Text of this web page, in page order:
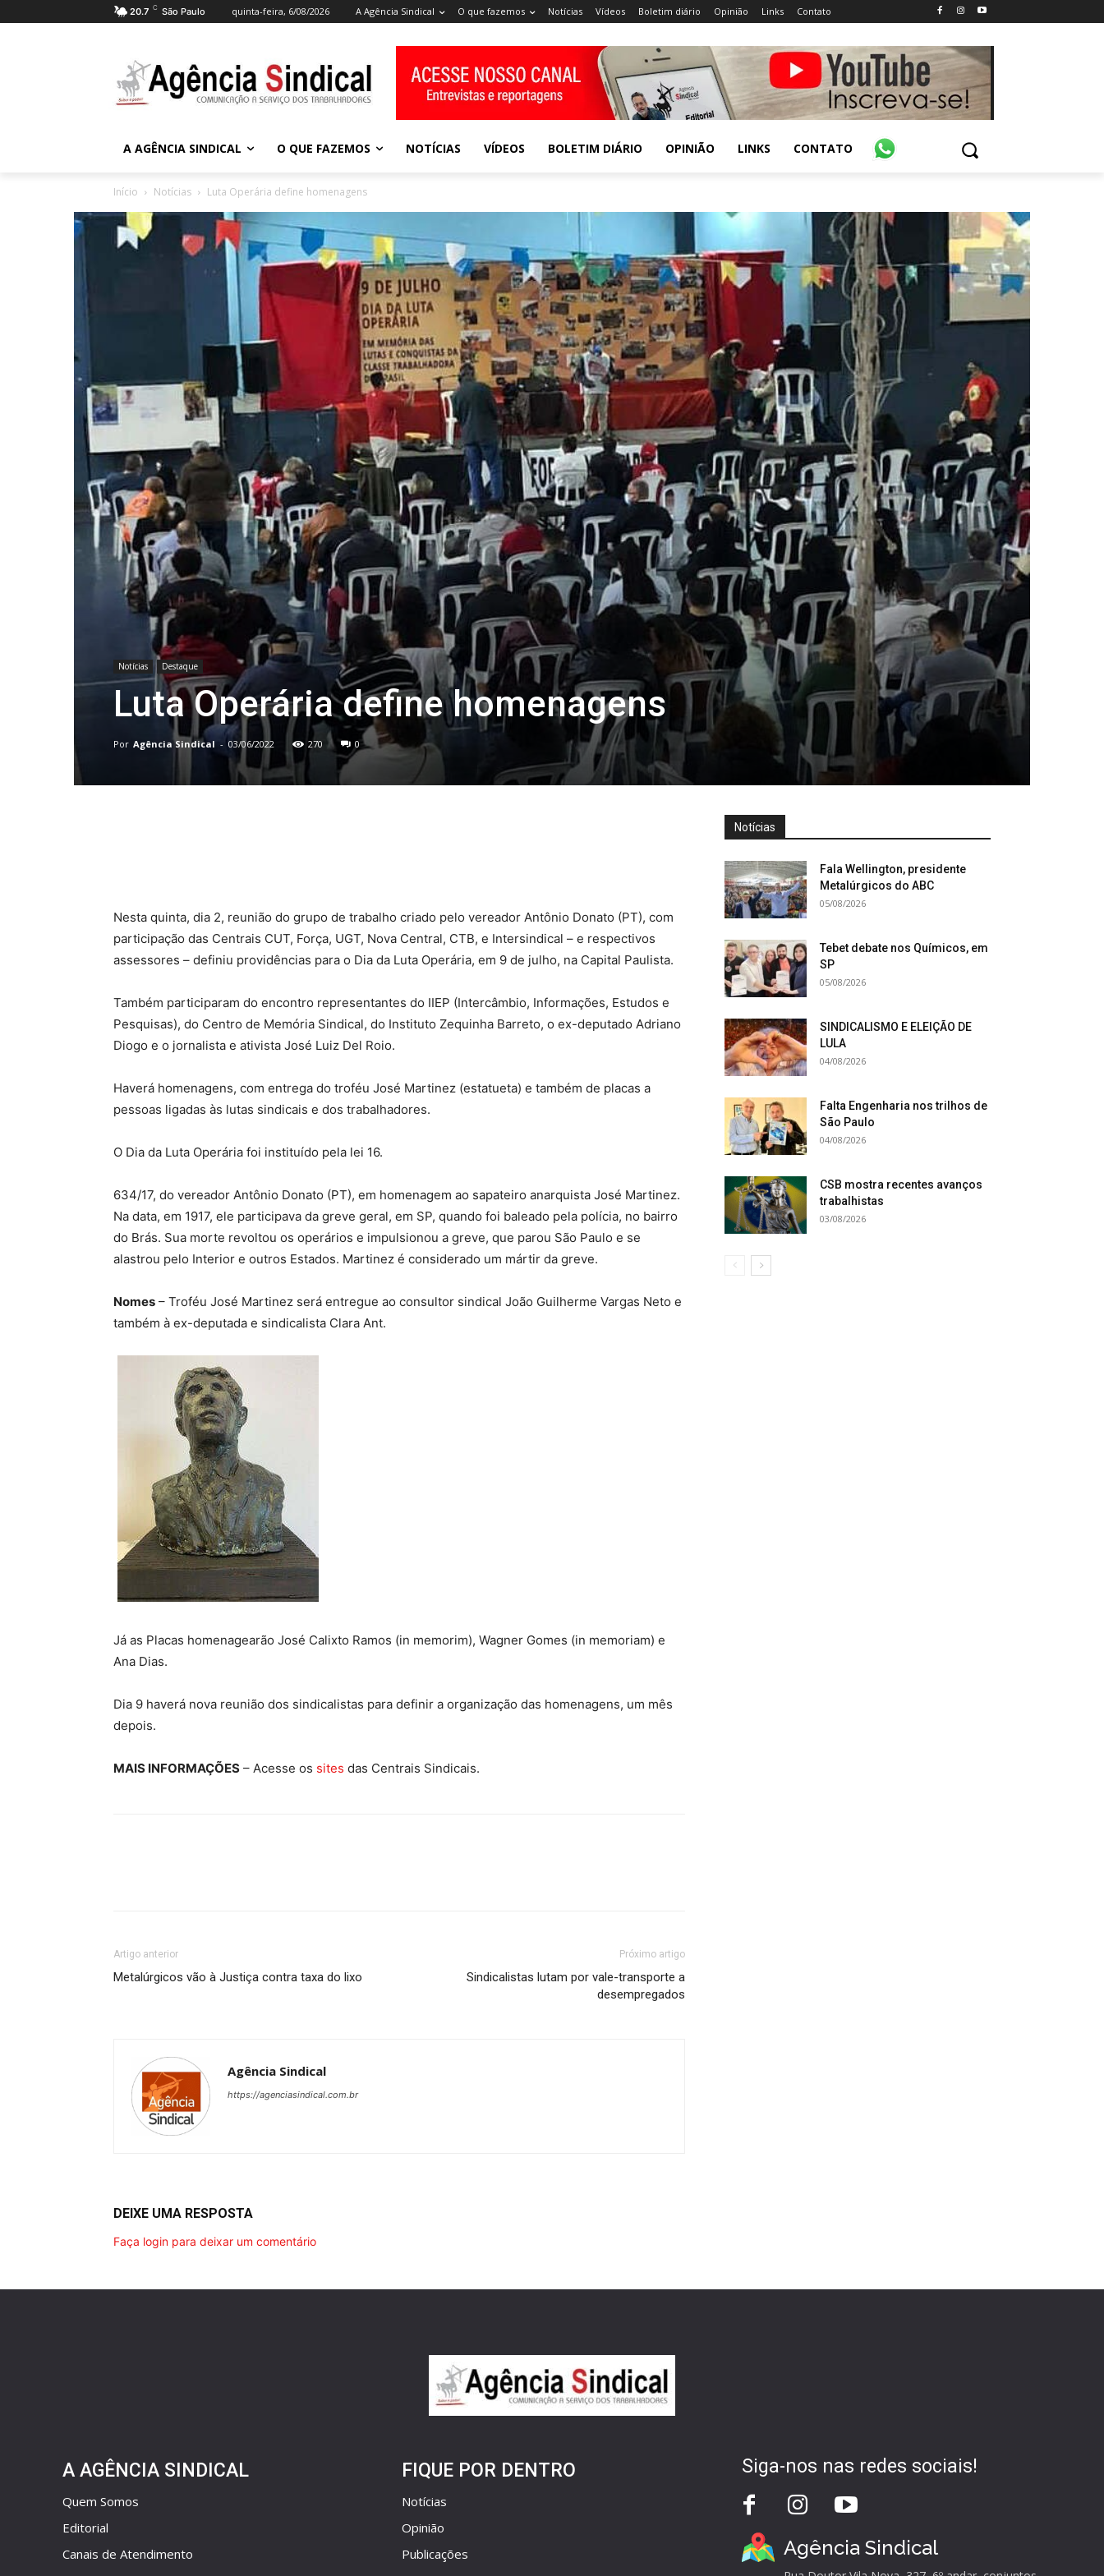
20.7 C São Paulo quinta-feira, 6/08/2026 A Agência Sindical O que fazemos Notícias Vídeos Boletim diário Opinião Links Contato
A AGÊNCIA SINDICAL O QUE FAZEMOS NOTÍCIAS VÍDEOS BOLETIM DIÁRIO OPINIÃO LINKS CONTATO
Início Notícias Luta Operária define homenagens
Notícias Destaque
Luta Operária define homenagens
Por Agência Sindical - 03/06/2022 270 0
Nesta quinta, dia 2, reunião do grupo de trabalho criado pelo vereador Antônio Donato (PT), com
participação das Centrais CUT, Força, UGT, Nova Central, CTB, e Intersindical – e respectivos
assessores – definiu providências para o Dia da Luta Operária, em 9 de julho, na Capital Paulista.
Também participaram do encontro representantes do IIEP (Intercâmbio, Informações, Estudos e
Pesquisas), do Centro de Memória Sindical, do Instituto Zequinha Barreto, o ex-deputado Adriano
Diogo e o jornalista e ativista José Luiz Del Roio.
Haverá homenagens, com entrega do troféu José Martinez (estatueta) e também de placas a
pessoas ligadas às lutas sindicais e dos trabalhadores.
O Dia da Luta Operária foi instituído pela lei 16.
634/17, do vereador Antônio Donato (PT), em homenagem ao sapateiro anarquista José Martinez.
Na data, em 1917, ele participava da greve geral, em SP, quando foi baleado pela polícia, no bairro
do Brás. Sua morte revoltou os operários e impulsionou a greve, que parou São Paulo e se
alastrou pelo Interior e outros Estados. Martinez é considerado um mártir da greve.
Nomes – Troféu José Martinez será entregue ao consultor sindical João Guilherme Vargas Neto e
também à ex-deputada e sindicalista Clara Ant.
Já as Placas homenagearão José Calixto Ramos (in memorim), Wagner Gomes (in memoriam) e
Ana Dias.
Dia 9 haverá nova reunião dos sindicalistas para definir a organização das homenagens, um mês
depois.
MAIS INFORMAÇÕES – Acesse os sites das Centrais Sindicais.
Artigo anterior
Metalúrgicos vão à Justiça contra taxa do lixo
Próximo artigo
Sindicalistas lutam por vale-transporte a
desempregados
Agência Sindical
https://agenciasindical.com.br
DEIXE UMA RESPOSTA
Faça login para deixar um comentário
Notícias
Fala Wellington, presidente
Metalúrgicos do ABC
05/08/2026
Tebet debate nos Químicos, em
SP
05/08/2026
SINDICALISMO E ELEIÇÃO DE
LULA
04/08/2026
Falta Engenharia nos trilhos de
São Paulo
04/08/2026
CSB mostra recentes avanços
trabalhistas
03/08/2026
A AGÊNCIA SINDICAL
Quem Somos
Editorial
Canais de Atendimento
FIQUE POR DENTRO
Notícias
Opinião
Publicações
Siga-nos nas redes sociais!
Agência Sindical